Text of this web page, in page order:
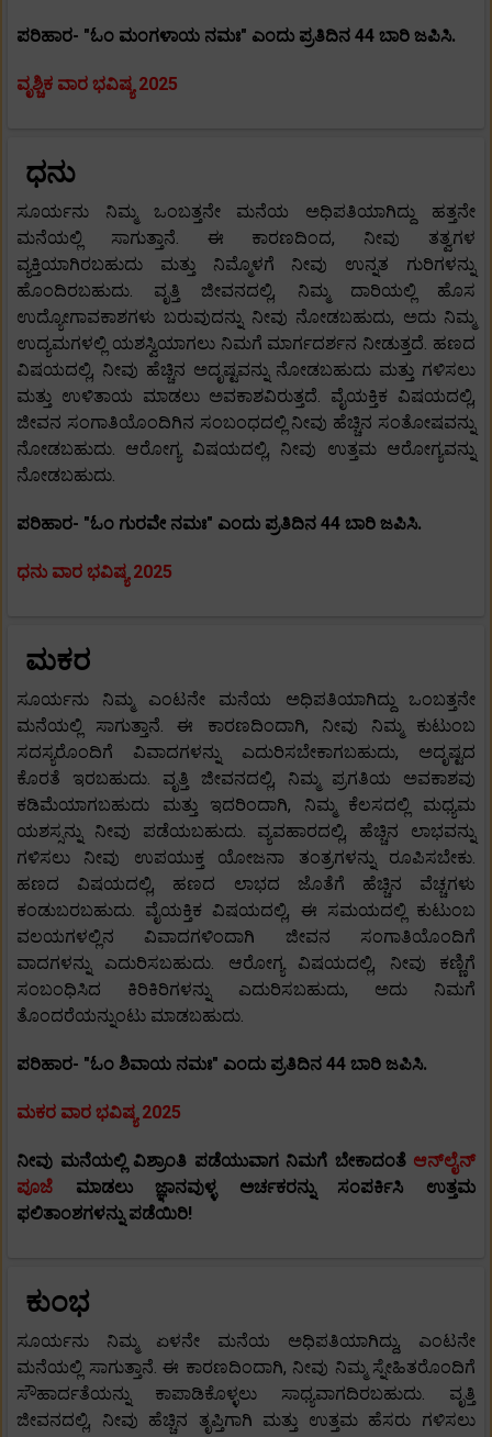
ಪರಿಹಾರ- "ಓಂ ಮಂಗಳಾಯ ನಮಃ" ಎಂದು ಪ್ರತಿದಿನ 44 ಬಾರಿ ಜಪಿಸಿ.
ವೃಶ್ಚಿಕ ವಾರ ಭವಿಷ್ಯ 2025
ಧನು
ಸೂರ್ಯನು ನಿಮ್ಮ ಒಂಬತ್ತನೇ ಮನೆಯ ಅಧಿಪತಿಯಾಗಿದ್ದು ಹತ್ತನೇ
ಮನೆಯಲ್ಲಿ ಸಾಗುತ್ತಾನೆ. ಈ ಕಾರಣದಿಂದ, ನೀವು ತತ್ವಗಳ
ವ್ಯಕ್ತಿಯಾಗಿರಬಹುದು ಮತ್ತು ನಿಮ್ಮೊಳಗೆ ನೀವು ಉನ್ನತ ಗುರಿಗಳನ್ನು
ಹೊಂದಿರಬಹುದು. ವೃತ್ತಿ ಜೀವನದಲ್ಲಿ, ನಿಮ್ಮ ದಾರಿಯಲ್ಲಿ ಹೊಸ
ಉದ್ಯೋಗಾವಕಾಶಗಳು ಬರುವುದನ್ನು ನೀವು ನೋಡಬಹುದು, ಅದು ನಿಮ್ಮ
ಉದ್ಯಮಗಳಲ್ಲಿ ಯಶಸ್ವಿಯಾಗಲು ನಿಮಗೆ ಮಾರ್ಗದರ್ಶನ ನೀಡುತ್ತದೆ. ಹಣದ
ವಿಷಯದಲ್ಲಿ, ನೀವು ಹೆಚ್ಚಿನ ಅದೃಷ್ಟವನ್ನು ನೋಡಬಹುದು ಮತ್ತು ಗಳಿಸಲು
ಮತ್ತು ಉಳಿತಾಯ ಮಾಡಲು ಅವಕಾಶವಿರುತ್ತದೆ. ವೈಯಕ್ತಿಕ ವಿಷಯದಲ್ಲಿ,
ಜೀವನ ಸಂಗಾತಿಯೊಂದಿಗಿನ ಸಂಬಂಧದಲ್ಲಿ ನೀವು ಹೆಚ್ಚಿನ ಸಂತೋಷವನ್ನು
ನೋಡಬಹುದು. ಆರೋಗ್ಯ ವಿಷಯದಲ್ಲಿ, ನೀವು ಉತ್ತಮ ಆರೋಗ್ಯವನ್ನು
ನೋಡಬಹುದು.
ಪರಿಹಾರ- "ಓಂ ಗುರವೇ ನಮಃ" ಎಂದು ಪ್ರತಿದಿನ 44 ಬಾರಿ ಜಪಿಸಿ.
ಧನು ವಾರ ಭವಿಷ್ಯ 2025
ಮಕರ
ಸೂರ್ಯನು ನಿಮ್ಮ ಎಂಟನೇ ಮನೆಯ ಅಧಿಪತಿಯಾಗಿದ್ದು ಒಂಬತ್ತನೇ
ಮನೆಯಲ್ಲಿ ಸಾಗುತ್ತಾನೆ. ಈ ಕಾರಣದಿಂದಾಗಿ, ನೀವು ನಿಮ್ಮ ಕುಟುಂಬ
ಸದಸ್ಯರೊಂದಿಗೆ ವಿವಾದಗಳನ್ನು ಎದುರಿಸಬೇಕಾಗಬಹುದು, ಅದೃಷ್ಟದ
ಕೊರತೆ ಇರಬಹುದು. ವೃತ್ತಿ ಜೀವನದಲ್ಲಿ, ನಿಮ್ಮ ಪ್ರಗತಿಯ ಅವಕಾಶವು
ಕಡಿಮೆಯಾಗಬಹುದು ಮತ್ತು ಇದರಿಂದಾಗಿ, ನಿಮ್ಮ ಕೆಲಸದಲ್ಲಿ ಮಧ್ಯಮ
ಯಶಸ್ಸನ್ನು ನೀವು ಪಡೆಯಬಹುದು. ವ್ಯವಹಾರದಲ್ಲಿ, ಹೆಚ್ಚಿನ ಲಾಭವನ್ನು
ಗಳಿಸಲು ನೀವು ಉಪಯುಕ್ತ ಯೋಜನಾ ತಂತ್ರಗಳನ್ನು ರೂಪಿಸಬೇಕು.
ಹಣದ ವಿಷಯದಲ್ಲಿ, ಹಣದ ಲಾಭದ ಜೊತೆಗೆ ಹೆಚ್ಚಿನ ವೆಚ್ಚಗಳು
ಕಂಡುಬರಬಹುದು. ವೈಯಕ್ತಿಕ ವಿಷಯದಲ್ಲಿ, ಈ ಸಮಯದಲ್ಲಿ ಕುಟುಂಬ
ವಲಯಗಳಲ್ಲಿನ ವಿವಾದಗಳಿಂದಾಗಿ ಜೀವನ ಸಂಗಾತಿಯೊಂದಿಗೆ
ವಾದಗಳನ್ನು ಎದುರಿಸಬಹುದು. ಆರೋಗ್ಯ ವಿಷಯದಲ್ಲಿ, ನೀವು ಕಣ್ಣಿಗೆ
ಸಂಬಂಧಿಸಿದ ಕಿರಿಕಿರಿಗಳನ್ನು ಎದುರಿಸಬಹುದು, ಅದು ನಿಮಗೆ
ತೊಂದರೆಯನ್ನುಂಟು ಮಾಡಬಹುದು.
ಪರಿಹಾರ- "ಓಂ ಶಿವಾಯ ನಮಃ" ಎಂದು ಪ್ರತಿದಿನ 44 ಬಾರಿ ಜಪಿಸಿ.
ಮಕರ ವಾರ ಭವಿಷ್ಯ 2025
ನೀವು ಮನೆಯಲ್ಲಿ ವಿಶ್ರಾಂತಿ ಪಡೆಯುವಾಗ ನಿಮಗೆ ಬೇಕಾದಂತೆ ಆನ್‌ಲೈನ್
ಪೂಜೆ ಮಾಡಲು ಜ್ಞಾನವುಳ್ಳ ಅರ್ಚಕರನ್ನು ಸಂಪರ್ಕಿಸಿ ಉತ್ತಮ
ಫಲಿತಾಂಶಗಳನ್ನು ಪಡೆಯಿರಿ!
ಕುಂಭ
ಸೂರ್ಯನು ನಿಮ್ಮ ಏಳನೇ ಮನೆಯ ಅಧಿಪತಿಯಾಗಿದ್ದು, ಎಂಟನೇ
ಮನೆಯಲ್ಲಿ ಸಾಗುತ್ತಾನೆ. ಈ ಕಾರಣದಿಂದಾಗಿ, ನೀವು ನಿಮ್ಮ ಸ್ನೇಹಿತರೊಂದಿಗೆ
ಸೌಹಾರ್ದತೆಯನ್ನು ಕಾಪಾಡಿಕೊಳ್ಳಲು ಸಾಧ್ಯವಾಗದಿರಬಹುದು. ವೃತ್ತಿ
ಜೀವನದಲ್ಲಿ, ನೀವು ಹೆಚ್ಚಿನ ತೃಪ್ತಿಗಾಗಿ ಮತ್ತು ಉತ್ತಮ ಹೆಸರು ಗಳಿಸಲು